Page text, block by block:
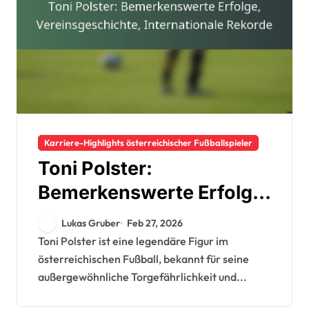
Karriere-Highlights österreichischer Fußballspieler
Toni Polster:
Bemerkenswerte Erfolge,
Vereinsgeschichte,
Internationale Rekorde
Lukas Gruber Feb 27, 2026
Toni Polster ist eine legendäre Figur im
österreichischen Fußball, bekannt für seine
außergewöhnliche Torgefährlichkeit und...